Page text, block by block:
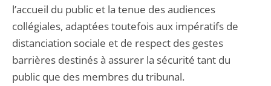
l’accueil du public et la tenue des audiences
collégiales, adaptées toutefois aux impératifs de
distanciation sociale et de respect des gestes
barrières destinés à assurer la sécurité tant du
public que des membres du tribunal.